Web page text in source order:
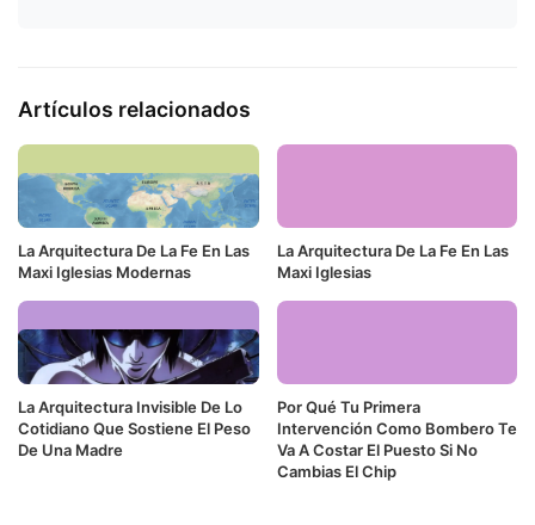
Artículos relacionados
La Arquitectura De La Fe En Las
Maxi Iglesias Modernas
La Arquitectura De La Fe En Las
Maxi Iglesias
La Arquitectura Invisible De Lo
Cotidiano Que Sostiene El Peso
De Una Madre
Por Qué Tu Primera
Intervención Como Bombero Te
Va A Costar El Puesto Si No
Cambias El Chip